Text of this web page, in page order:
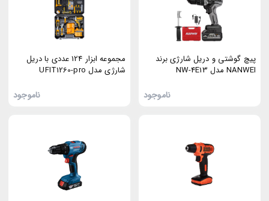
پیچ گوشتی و دریل شارژی برند
NANWEI مدل NW-4E13
ناموجود
مجموعه ابزار 124 عددی با دریل
شارژی مدل UFIT1260-pro
ناموجود